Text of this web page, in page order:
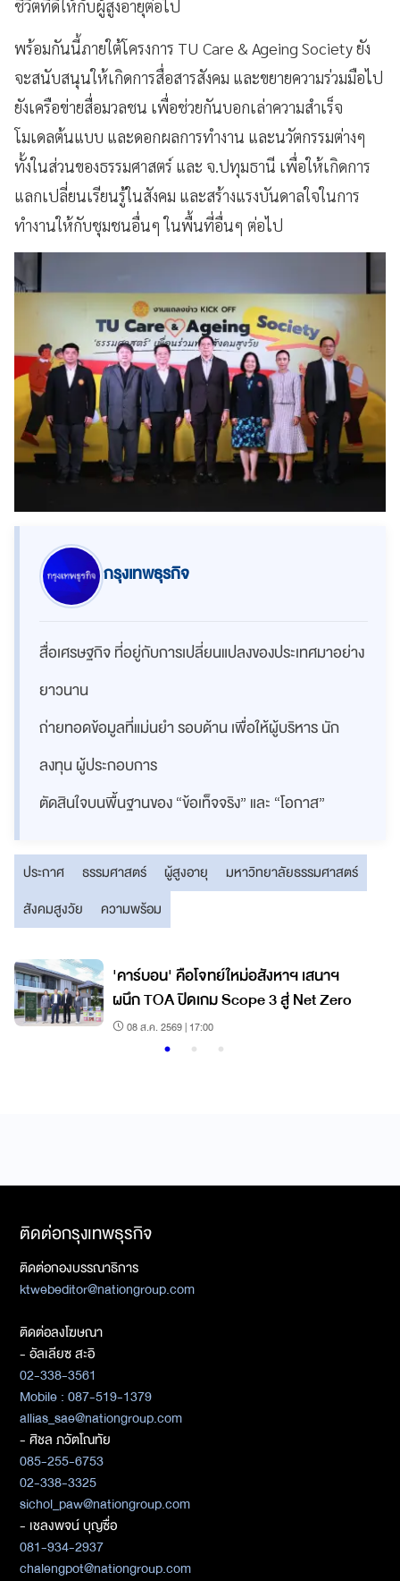
ชีวิตที่ดีให้กับผู้สูงอายุต่อไป
พร้อมกันนี้ภายใต้โครงการ TU Care & Ageing Society ยัง
จะสนับสนุนให้เกิดการสื่อสารสังคม และขยายความร่วมมือไป
ยังเครือข่ายสื่อมวลชน เพื่อช่วยกันบอกเล่าความสำเร็จ
โมเดลต้นแบบ และดอกผลการทำงาน และนวัตกรรมต่างๆ
ทั้งในส่วนของธรรมศาสตร์ และ จ.ปทุมธานี เพื่อให้เกิดการ
แลกเปลี่ยนเรียนรู้ในสังคม และสร้างแรงบันดาลใจในการ
ทำงานให้กับชุมชนอื่นๆ ในพื้นที่อื่นๆ ต่อไป
กรุงเทพธุรกิจ
สื่อเศรษฐกิจ ที่อยู่กับการเปลี่ยนแปลงของประเทศมาอย่าง
ยาวนาน
ถ่ายทอดข้อมูลที่แม่นยำ รอบด้าน เพื่อให้ผู้บริหาร นัก
ลงทุน ผู้ประกอบการ
ตัดสินใจบนพื้นฐานของ “ข้อเท็จจริง” และ “โอกาส”
ประกาศ ธรรมศาสตร์ ผู้สูงอายุ
มหาวิทยาลัยธรรมศาสตร์
สังคมสูงวัย
ความพร้อม
'คาร์บอน' คือโจทย์ใหม่อสังหาฯ เสนาฯ
ผนึก TOA ปิดเกม Scope 3 สู่ Net Zero
08 ส.ค. 2569 | 17:00
ติดต่อกรุงเทพธุรกิจ
ติดต่อกองบรรณาธิการ
ktwebeditor@nationgroup.com
ติดต่อลงโฆษณา
- อัลเลียซ สะอิ
02-338-3561
Mobile : 087-519-1379
allias_sae@nationgroup.com
- ศิชล ภวัตโณทัย
085-255-6753
02-338-3325
sichol_paw@nationgroup.com
- เชลงพจน์ บุญซื่อ
081-934-2937
chalengpot@nationgroup.com